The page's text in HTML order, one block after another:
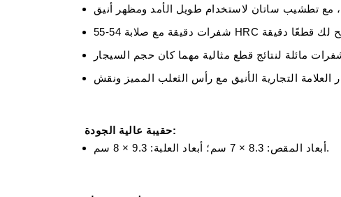
حقيبة عالية الجودة:
أبعاد المقص: 8.3 × 7 سم؛ أبعاد العلبة: 9.3 × 8 سم.